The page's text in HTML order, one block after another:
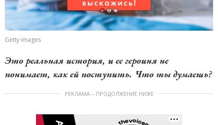
Getty images
Это реальная история, и ее героиня не
понимает, как ей поступить. Что ты думаешь?
РЕКЛАМА – ПРОДОЛЖЕНИЕ НИЖЕ